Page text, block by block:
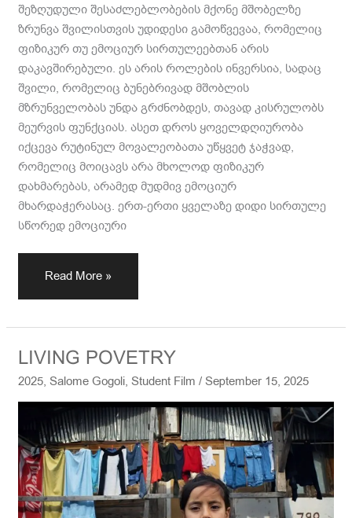
შეზღუდული შესაძლებლობების მქონე მშობელზე
ზრუნვა შვილისთვის უდიდესი გამოწვევაა, რომელიც
ფიზიკურ თუ ემოციურ სირთულეებთან არის
დაკავშირებული. ეს არის როლების ინვერსია, სადაც
შვილი, რომელიც ბუნებრივად მშობლის
მზრუნველობას უნდა გრძნობდეს, თავად კისრულობს
მეურვის ფუნქციას. ასეთ დროს ყოველდღიურობა
იქცევა რუტინულ მოვალეობათა უწყვეტ ჯაჭვად,
რომელიც მოიცავს არა მხოლოდ ფიზიკურ
დახმარებას, არამედ მუდმივ ემოციურ
მხარდაჭერასაც. ერთ-ერთი ყველაზე დიდი სირთულე
სწორედ ემოციური
Read More »
LIVING POVETRY
2025, Salome Gogoli, Student Film / September 15, 2025
LIVING
POVETRY